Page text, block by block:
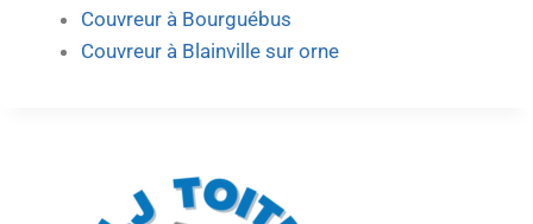
Couvreur à Bourguébus
Couvreur à Blainville sur orne